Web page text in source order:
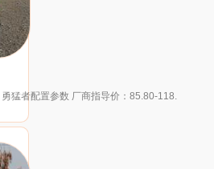
猛者配置参数 厂商指导价：85.80-118.